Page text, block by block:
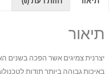
תיאור
יצרנית צמיגים אשר הפכה בשנים
באיכות גבוהה ביותר תודות